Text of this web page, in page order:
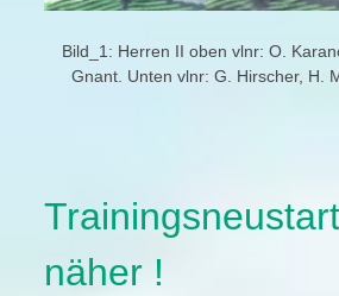
Bild_1: Herren II oben vlnr: O.
Gnant. Unten vlnr: G. Hirscher, H.
näher !